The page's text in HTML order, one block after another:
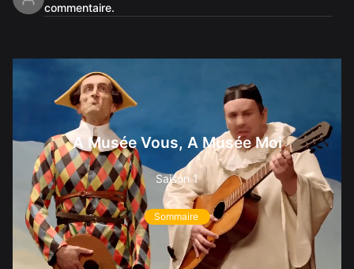
commentaire.
A Musée Vous, AMusée Moi
Saison 1
Sommaire